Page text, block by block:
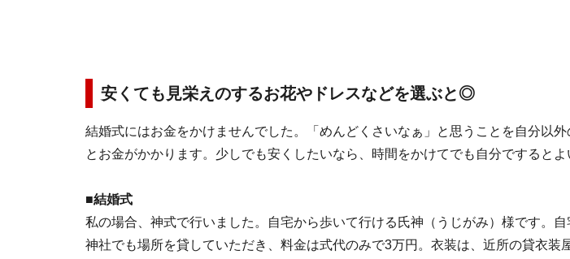
安くても見栄えのするお花やドレスなどを選ぶと◎
結婚式にはお金をかけませんでした。「めんどくさいなぁ」と思うことを自分以外
とお金がかかります。少しでも安くしたいなら、時間をかけてでも自分でするとよ
■結婚式
私の場合、神式で行いました。自宅から歩いて行ける氏神（うじがみ）様です。自
神社でも場所を貸していただき、料金は式代のみで3万円。衣装は、近所の貸衣装